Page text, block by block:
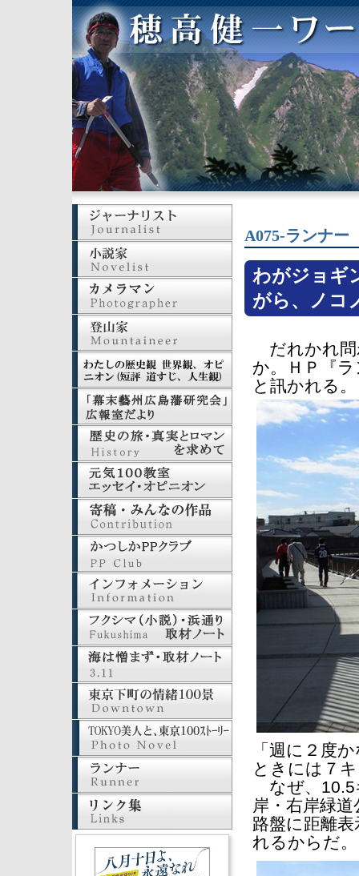
A075-ランナー
わがジョギ
がら、ノコ
だれかれ問
か。ＨＰ『
と訊かれる。
「週に２度
ときには７
なぜ、10.5
岸・右岸緑
路盤に距離
れるからだ。